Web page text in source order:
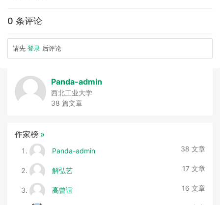
0 条评论
请先 登录 后评论
Panda-admin
西北工业大学
38 篇文章
作家榜 »
Panda-admin 38 文章
解弘艺 17 文章
高曾谊 16 文章